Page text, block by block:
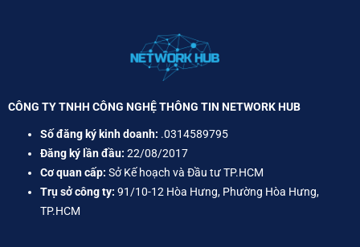
CÔNG TY TNHH CÔNG NGHỆ THÔNG TIN NETWORK HUB
Số đăng ký kinh doanh: .0314589795
Đăng ký lần đầu: 22/08/2017
Cơ quan cấp: Sở Kế hoạch và Đầu tư TP.HCM
Trụ sở công ty: 91/10-12 Hòa Hưng, Phường Hòa Hưng,
TP.HCM